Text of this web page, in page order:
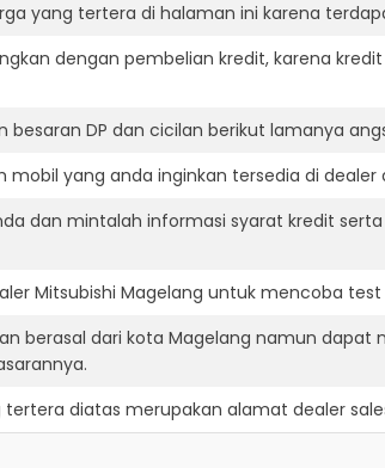
yang tertera di halaman ini karena
dengan pembelian kredit, karena
DP dan cicilan berikut lamanya
mobil yang anda inginkan tersedia di dealer
dan mintalah informasi syarat kredit
Mitsubishi Magelang untuk mencoba
berasal dari kota Magelang namun
tertera diatas merupakan alamat dealer